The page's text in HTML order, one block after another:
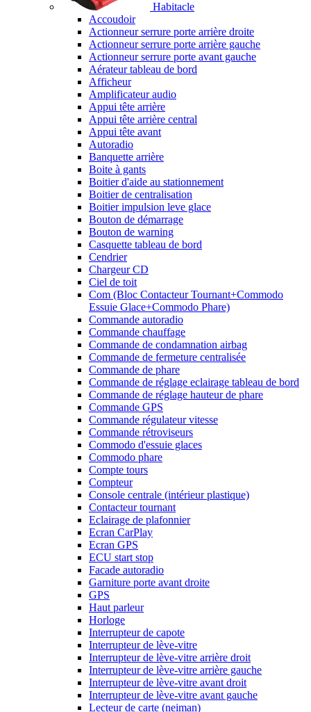
Habitacle
Accoudoir
Actionneur serrure porte arrière droite
Actionneur serrure porte arrière gauche
Actionneur serrure porte avant gauche
Aérateur tableau de bord
Afficheur
Amplificateur audio
Appui tête arrière
Appui tête arrière central
Appui tête avant
Autoradio
Banquette arrière
Boite à gants
Boitier d'aide au stationnement
Boitier de centralisation
Boitier impulsion leve glace
Bouton de démarrage
Bouton de warning
Casquette tableau de bord
Cendrier
Chargeur CD
Ciel de toit
Com (Bloc Contacteur Tournant+Commodo
Essuie Glace+Commodo Phare)
Commande autoradio
Commande chauffage
Commande de condamnation airbag
Commande de fermeture centralisée
Commande de phare
Commande de réglage eclairage tableau de bord
Commande de réglage hauteur de phare
Commande GPS
Commande régulateur vitesse
Commande rétroviseurs
Commodo d'essuie glaces
Commodo phare
Compte tours
Compteur
Console centrale (intérieur plastique)
Contacteur tournant
Eclairage de plafonnier
Ecran CarPlay
Ecran GPS
ECU start stop
Facade autoradio
Garniture porte avant droite
GPS
Haut parleur
Horloge
Interrupteur de capote
Interrupteur de lève-vitre
Interrupteur de lève-vitre arrière droit
Interrupteur de lève-vitre arrière gauche
Interrupteur de lève-vitre avant droit
Interrupteur de lève-vitre avant gauche
Lecteur de carte (neiman)